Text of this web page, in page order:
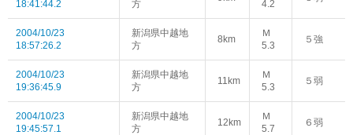
18:41:44.2
方
4.2
2004/10/23
18:57:26.2
新潟県中越地
方
8km
Ｍ
5.3
５強
2004/10/23
19:36:45.9
新潟県中越地
方
11km
Ｍ
5.3
５弱
2004/10/23
19:45:57.1
新潟県中越地
方
12km
Ｍ
5.7
６弱